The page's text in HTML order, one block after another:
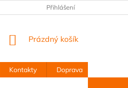
Přihlášení
NÁKUPNÍ
Prázdný košík
Kontakty Doprava